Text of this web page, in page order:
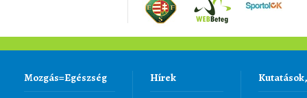
Mozgás=Egészség Hírek